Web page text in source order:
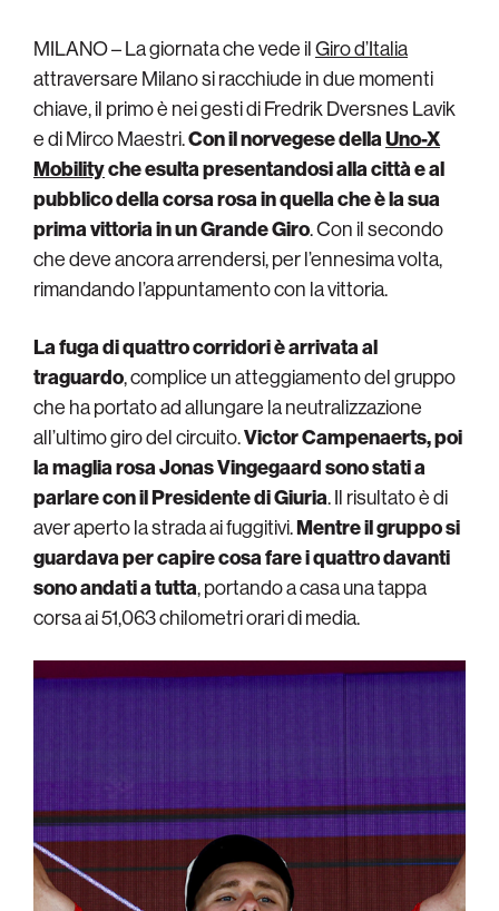
MILANO – La giornata che vede ilGiro d’Italia
attraversare Milano si racchiude in due momenti
chiave, il primo è nei gesti di Fredrik Dversnes Lavik
e di Mirco Maestri.Con il norvegese dellaUno-X
Mobilityche esulta presentandosi alla città e al
pubblico della corsa rosa in quella che è la sua
prima vittoria in un Grande Giro. Con il secondo
che deve ancora arrendersi, per l’ennesima volta,
rimandando l’appuntamento con la vittoria.
La fuga di quattro corridori è arrivata al
traguardo, complice un atteggiamento del gruppo
che ha portato ad allungare la neutralizzazione
all’ultimo giro del circuito.Victor Campenaerts, poi
la maglia rosa Jonas Vingegaard sono stati a
parlare con il Presidente di Giuria. Il risultato è di
aver aperto la strada ai fuggitivi.Mentre il gruppo si
guardava per capire cosa fare i quattro davanti
sono andati a tutta, portando a casa una tappa
corsa ai 51,063 chilometri orari di media.